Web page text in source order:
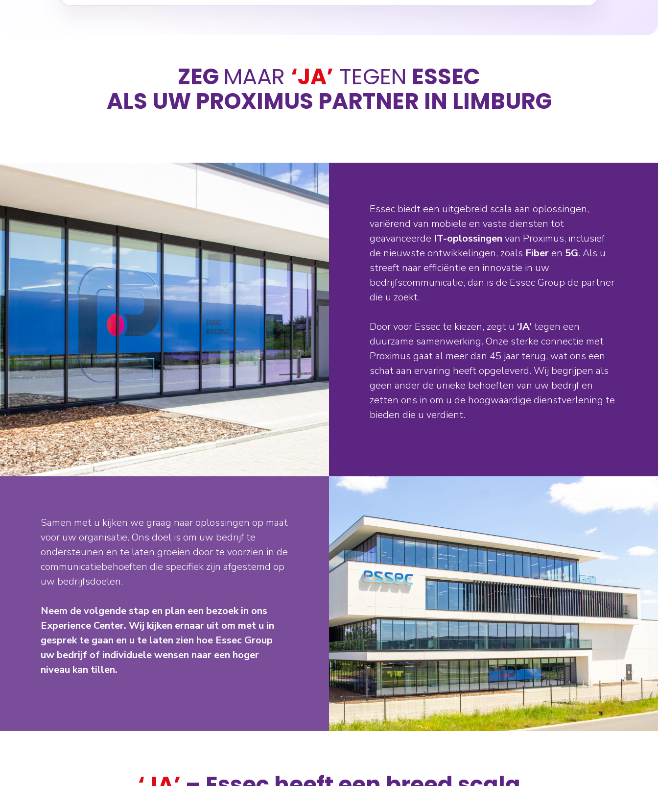
ZEG MAAR ‘JA’ TEGEN ESSEC
ALS UW PROXIMUS PARTNER IN LIMBURG
Essec biedt een uitgebreid scala aan oplossingen,
variërend van mobiele en vaste diensten tot
geavanceerde IT-oplossingen van Proximus, inclusief
de nieuwste ontwikkelingen, zoals Fiberen 5G. Als u
streeft naar efficiëntie en innovatie in uw
bedrijfscommunicatie, dan is de Essec Group de partner
die u zoekt.
Door voor Essec te kiezen, zegt u ‘JA’ tegen een
duurzame samenwerking. Onze sterke connectie met
Proximus gaat al meer dan 45 jaar terug, wat ons een
schat aan ervaring heeft opgeleverd. Wij begrijpen als
geen ander de unieke behoeften van uw bedrijf en
zetten ons in om u de hoogwaardige dienstverlening te
bieden die u verdient.
Samen met u kijken we graag naar oplossingen op maat
voor uw organisatie. Ons doel is om uw bedrijf te
ondersteunen en te laten groeien door te voorzien in de
communicatiebehoeften die specifiek zijn afgestemd op
uw bedrijfsdoelen.
Neem de volgende stap en plan een bezoek in ons
Experience Center. Wij kijken ernaar uit om met u in
gesprek te gaan en u te laten zien hoe Essec Group
uw bedrijf of individuele wensen naar een hoger
niveau kan tillen.